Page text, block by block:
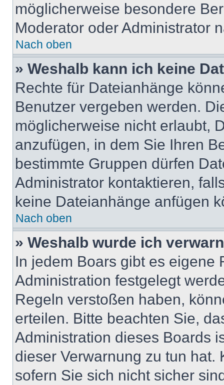
möglicherweise besondere
Moderator oder Administrator
Nach oben
» Weshalb kann ich keine
Rechte für Dateianhänge
Benutzer vergeben werden.
möglicherweise nicht erlaubt,
anzufügen, in dem Sie Ihren
bestimmte Gruppen dürfen
Administrator kontaktieren,
keine Dateianhänge anfügen
Nach oben
» Weshalb wurde ich
In jedem Boars gibt es eigene
Administration festgelegt
Regeln verstoßen haben,
erteilen. Bitte beachten Sie,
Administration dieses Boards
dieser Verwarnung zu tun hat.
sofern Sie sich nicht sicher